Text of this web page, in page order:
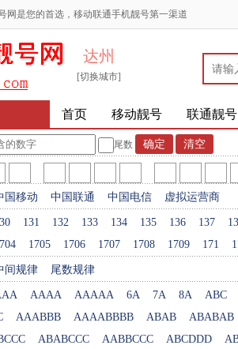
网是您的首选，移动联通手机靓号第一渠道
达州
[切换城市]
首页 移动靓号 联通靓号
尾数
国移动 中国联通 中国电信 虚拟运营商
131 132 133 134 135 136 137
1705 1706 1707 1708 1709 171
间规律 尾数规律
AAAA AAAAA 6A 7A 8A
ABC
AAABBB AAAABBBB ABAB
ABABAB
ABABCCC AABBCCC ABCDDD